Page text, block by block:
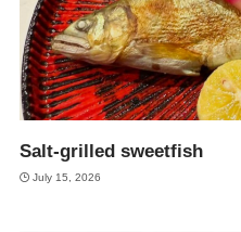
Salt-grilled sweetfish
July 15, 2026